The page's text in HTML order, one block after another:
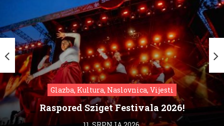
Glazba, Kultura, Naslovnica, Vijesti
Raspored Sziget Festivala 2026!